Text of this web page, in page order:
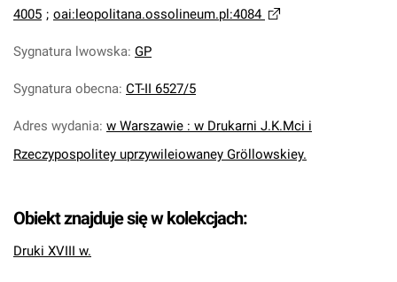
4005 ; oai:leopolitana.ossolineum.pl:4084
Sygnatura lwowska: GP
Sygnatura obecna: CT-II 6527/5
Adres wydania: w Warszawie : w Drukarni J.K.Mci i
Rzeczypospolitey uprzywileiowaney Gröllowskiey.
Obiekt znajduje się w kolekcjach:
Druki XVIII w.